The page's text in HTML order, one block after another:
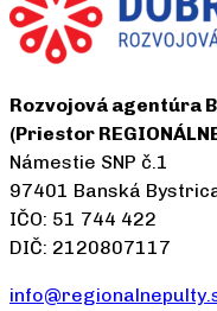
Rozvojová agentúra
(Priestor
Námestie SNP č.1
97401 Banská
IČO: 51 744 422
DIČ: 2120807117